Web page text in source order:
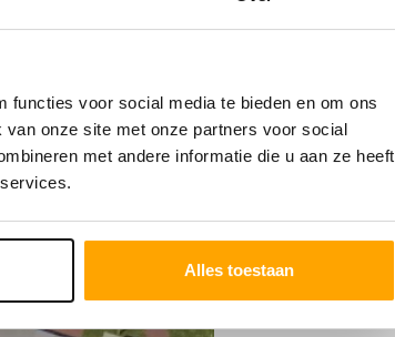
functies voor social media te bieden en om ons
onze site met onze partners voor social
met andere informatie die u aan ze heeft
Alles toestaan